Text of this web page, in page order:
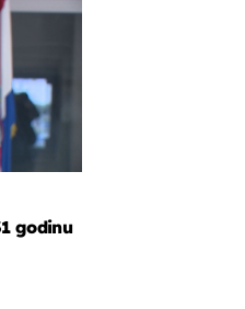
godinu